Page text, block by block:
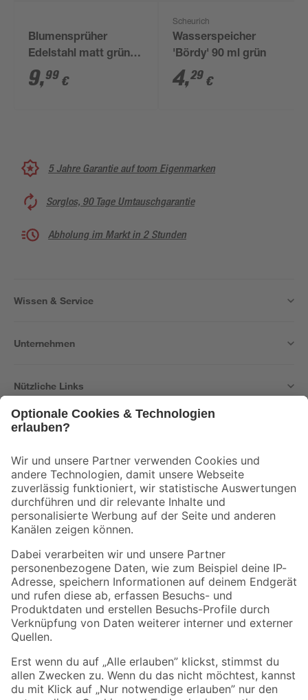
Blumensprüher
Edelstahl matt grün
RAL 6011 matt
lackiert 0,5 l
9,99 €
Scheurich
Wasserspeicher
'Bördy' 90 ml grün
4,29 €
5 Jahre Garantie auf toom Eigenmarken
Sorglos, 90 Tage Umtauschgarantie
Abholung im Markt in 2 Stunden
Wissen & Service
Unternehmen
Nützliche Links
Der toom Newsletter: Keine Angebote und Aktionen mehr verpassen!
Zur Newsletter Anmeldung
Folge uns
Zahlungsarten Versandarten
Sicher einkaufen
Jetzt die toom-App herunterladen